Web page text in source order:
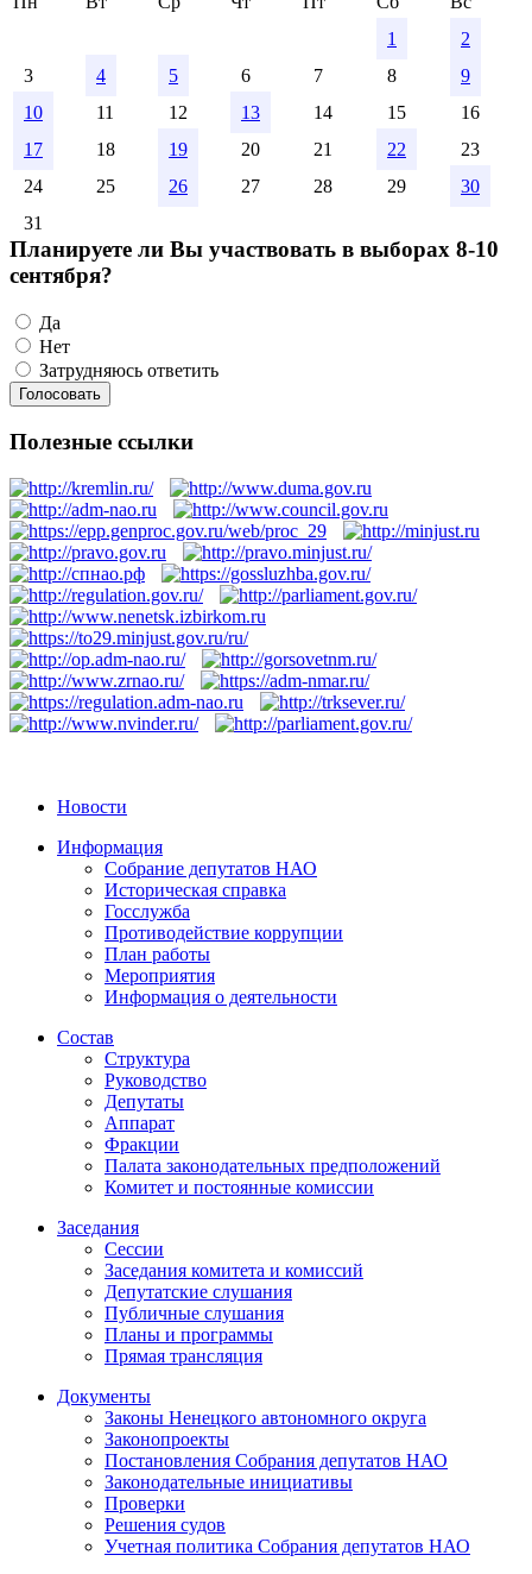
1
2
3
4 5 6 7 8
9
10
11 12 13 14 15
16
17
18 19 20 21 22
23
24
25 26 27 28 29
30
31
Планируете ли Вы участвовать в выборах 8-10
сентября?
Да
Нет
Затрудняюсь ответить
Полезные ссылки
Новости
Информация
Собрание депутатов НАО
Историческая справка
Госслужба
Противодействие коррупции
План работы
Мероприятия
Информация о деятельности
Состав
Структура
Руководство
Депутаты
Аппарат
Фракции
Палата законодательных предположений
Комитет и постоянные комиссии
Заседания
Сессии
Заседания комитета и комиссий
Депутатские слушания
Публичные слушания
Планы и программы
Прямая трансляция
Документы
Законы Ненецкого автономного округа
Законопроекты
Постановления Собрания депутатов НАО
Законодательные инициативы
Проверки
Решения судов
Учетная политика Собрания депутатов НАО